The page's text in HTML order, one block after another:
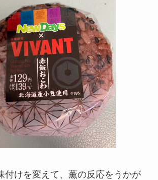
付けを変えて、薫の反応をうかが